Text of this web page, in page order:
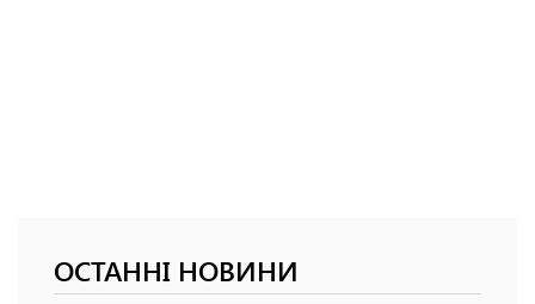
ОСТАННІ НОВИНИ